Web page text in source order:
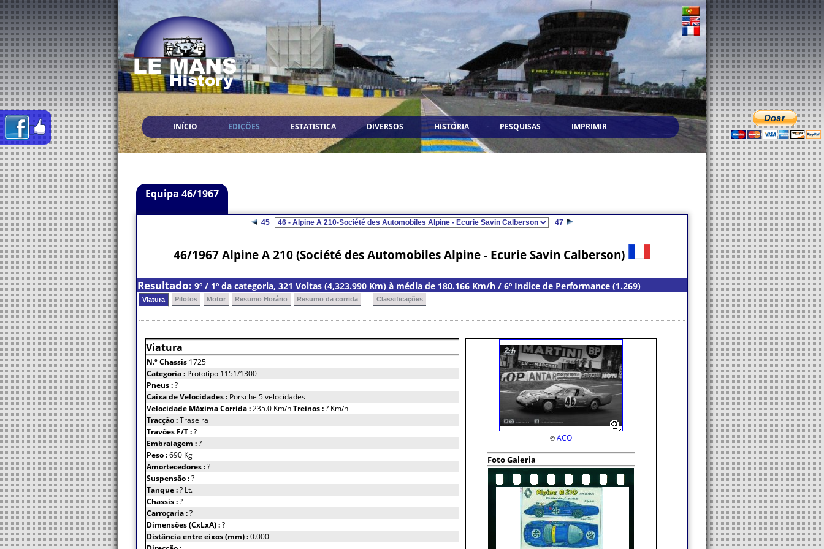
INÍCIO EDIÇÕES ESTATISTICA DIVERSOS HISTÓRIA PESQUISAS IMPRIMIR
Equipa 46/1967
45 47
46/1967 Alpine A 210 (Société des Automobiles Alpine - Ecurie Savin Calberson)
Resultado: 9º / 1º da categoria, 321 Voltas (4,323.990 Km) à média de 180.166 Km/h / 6º Indice de Performance (1.269)
Viatura Pilotos Motor Resumo Horário Resumo da corrida Classificações
Viatura
N.º Chassis 1725
Categoria : Prototipo 1151/1300
Pneus :?
Caixa de Velocidades : Porsche 5 velocidades
Velocidade Máxima Corrida :235.0 Km/hTreinos :? Km/h
Tracção :Traseira
Travões F/T :?
Embraiagem :?
Peso :690 Kg
Amortecedores :?
Suspensão :?
Tanque :? Lt.
Chassis :?
Carroçaria :?
Dimensões (CxLxA) :?
Distância entre eixos (mm) :0.000
© ACO
Foto Galeria